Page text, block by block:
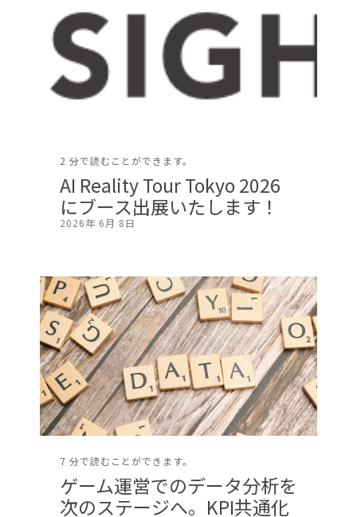
2 分で読むことができます。
AI Reality Tour Tokyo 2026
にブース出展いたします！
2026年 6月 8日
7 分で読むことができます。
ゲーム運営でのデータ分析を
次のステージへ。KPI共通化